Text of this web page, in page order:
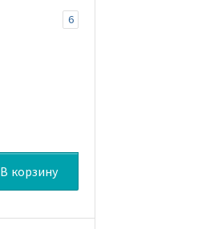
6
В корзину